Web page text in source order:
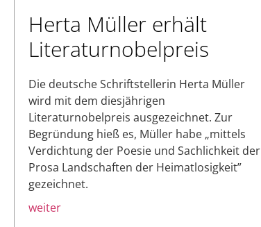
Herta Müller erhält
Literaturnobelpreis
Die deutsche Schriftstellerin Herta Müller
wird mit dem diesjährigen
Literaturnobelpreis ausgezeichnet. Zur
Begründung hieß es, Müller habe „mittels
Verdichtung der Poesie und Sachlichkeit der
Prosa Landschaften der Heimatlosigkeit”
gezeichnet.
weiter